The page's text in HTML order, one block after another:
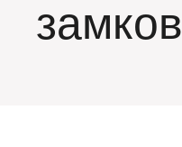
замков